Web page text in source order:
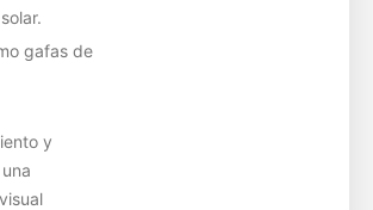
gafas de
y